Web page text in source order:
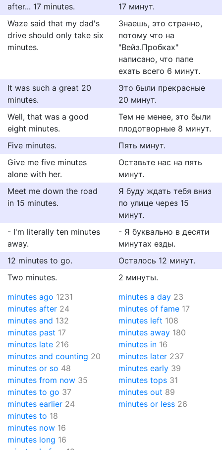
after... 17 minutes.
17 минут.
Waze said that my dad's
drive should only take six
minutes.
Знаешь, это странно,
потому что на
"Вейз.Пробках"
написано, что папе
ехать всего 6 минут.
It was such a great 20
minutes.
Это были прекрасные
20 минут.
Well, that was a good
eight minutes.
Тем не менее, это были
плодотворные 8 минут.
Five minutes.
Пять минут.
Give me five minutes
alone with her.
Оставьте нас на пять
минут.
Meet me down the road
in 15 minutes.
Я буду ждать тебя вниз
по улице через 15
минут.
- I'm literally ten minutes
away.
- Я буквально в десяти
минутах езды.
12 minutes to go.
Осталось 12 минут.
Two minutes.
2 минуты.
minutes ago 1231
minutes after 24
minutes and 132
minutes past 17
minutes late 216
minutes and counting 20
minutes or so 48
minutes from now 35
minutes to go 37
minutes earlier 24
minutes a day 23
minutes of fame 17
minutes left 108
minutes away 180
minutes in 16
minutes later 237
minutes early 39
minutes tops 31
minutes out 89
minutes or less 26
minutes to 18
minutes now 16
minutes long 16